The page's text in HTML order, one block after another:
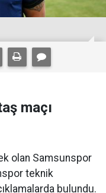
maçı
olan Samsunspor
teknik
bulundu.